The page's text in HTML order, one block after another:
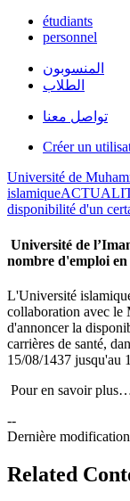
étudiants
personnel
المنسوبون
الطلاب
تواصل معنا
Créer un
Université de
islamique
disponibilité d'un
Université de
nombre d'emploi
​L'Université
collaboration avec le
d'annoncer la
carrières de santé,
15/08/1437 jusqu'au
Pour en savoir
--
Dernière
Related